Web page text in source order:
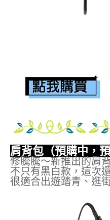
肩背包（預購中，
修騰騰～新推出的肩
不只有黑白款，這次
很適合出遊踏青、逛